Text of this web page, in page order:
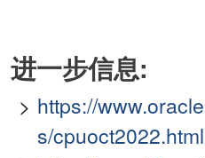
进一步信息:
https://
s/cpuoct2022.html